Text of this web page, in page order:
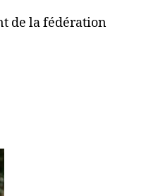
de la fédération